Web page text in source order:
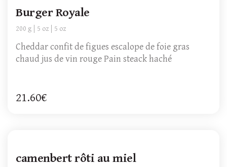
Burger Royale
200 g 5 oz 5 oz
Cheddar confit de figues escalope de foie gras
chaud jus de vin rouge Pain steack haché
21.60€
camenbert rôti au miel